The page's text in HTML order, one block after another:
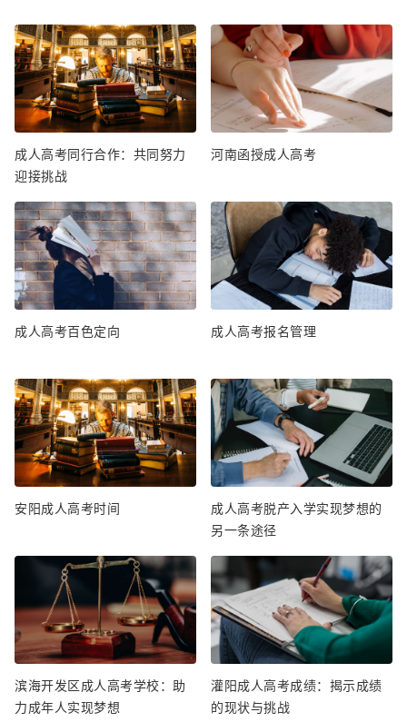
成人高考同行合作：共同努力
迎接挑战
河南函授成人高考
成人高考百色定向 成人高考报名管理
安阳成人高考时间
成人高考脱产入学实现梦想的
另一条途径
滨海开发区成人高考学校：助
力成年人实现梦想
灌阳成人高考成绩：揭示成绩
的现状与挑战